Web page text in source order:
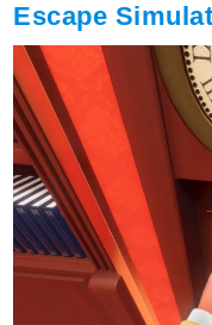
Escape